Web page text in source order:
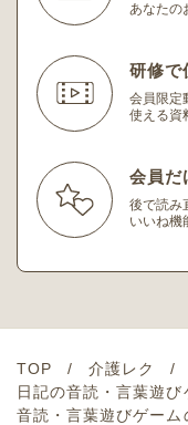
あなたの
研修で
会員限定
使える資
会員だ
後で読み
いいね機
TOP 介護レク
日記の音読・言葉遊
音読・言葉遊びゲーム